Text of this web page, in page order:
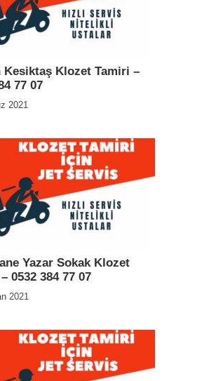
Kesiktaş Klozet Tamiri –
77 07
2021
Yazar Sokak Klozet
0532 384 77 07
2021